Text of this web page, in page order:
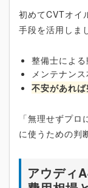
初めてCVTオイ
手段を活用しま
整備士によ
メンテナン
不安があれ
「無理せずプ
に使うための判
アウディ